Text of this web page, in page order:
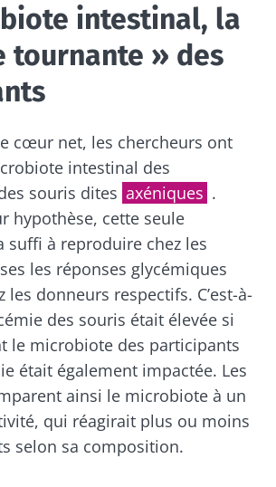
intestinal, la
tournante » des
cœur net, les chercheurs ont
intestinal des
souris dites axéniques .
hypothèse, cette seule
suffi à reproduire chez les
les réponses glycémiques
les donneurs respectifs. C’est-à-
des souris était élevée si
le microbiote des participants
était également impactée. Les
ainsi le microbiote à un
qui réagirait plus ou moins
selon sa composition.
informé
du microbiote et
pas si vite !
du microbiote et
par mois "The Essential"
courant des dernières
le microbiote.